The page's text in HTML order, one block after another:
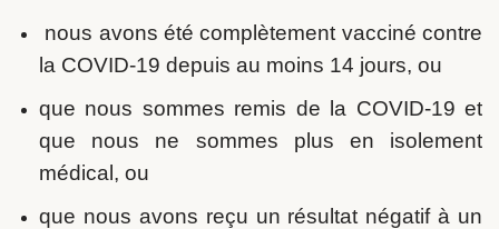
nous avons été complètement vacciné contre
la COVID-19 depuis au moins 14 jours, ou
que nous sommes remis de la COVID-19 et
que nous ne sommes plus en isolement
médical, ou
que nous avons reçu un résultat négatif à un